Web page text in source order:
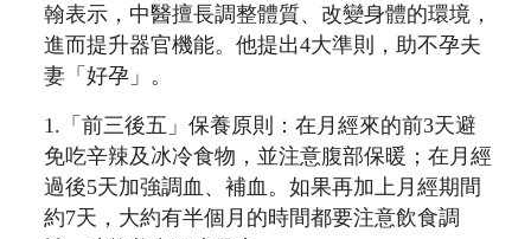
翰表示，中醫擅長調整體質、改變身體的環境，
進而提升器官機能。他提出4大準則，助不孕夫
妻「好孕」。
1.「前三後五」保養原則：在月經來的前3天避
免吃辛辣及冰冷食物，並注意腹部保暖；在月經
過後5天加強調血、補血。如果再加上月經期間
約7天，大約有半個月的時間都要注意飲食調